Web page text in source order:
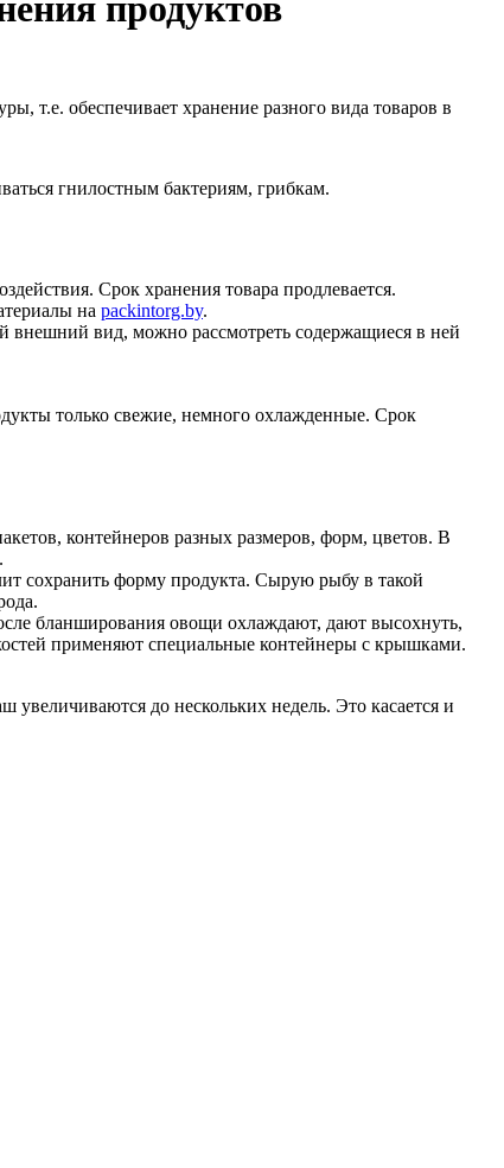
продуктов
т.е. обеспечивает хранение разного вида товаров в
гнилостным бактериям, грибкам.
Срок хранения товара продлевается.
на packintorg.by.
внешний вид, можно рассмотреть содержащиеся в ней
только свежие, немного охлажденные. Срок
контейнеров разных размеров, форм, цветов. В
сохранить форму продукта. Сырую рыбу в такой
бланширования овощи охлаждают, дают высохнуть,
применяют специальные контейнеры с крышками.
увеличиваются до нескольких недель. Это касается и